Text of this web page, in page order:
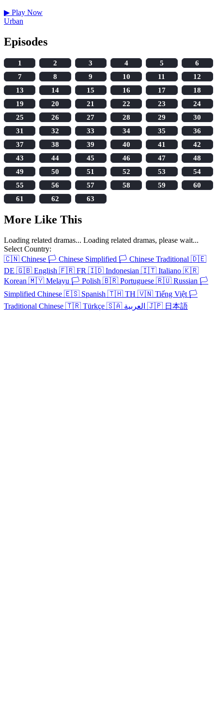
▶ Play Now
Urban
Episodes
1 2 3 4 5
6
7
8 9 10 11
12
13
14 15 16 17
18
19
20 21 22 23
24
25
26 27 28 29
30
31
32 33 34 35
36
37
38 39 40 41
42
43
44 45 46 47
48
49
50 51 52 53
54
55
56 57 58 59
60
61
62 63
More Like This
Loading related dramas... Loading related dramas, please wait...
Select Country:
🇨🇳 Chinese 🏳️ Chinese Simplified 🏳️ Chinese Traditional 🇩🇪
DE 🇬🇧 English 🇫🇷 FR 🇮🇩 Indonesian 🇮🇹 Italiano 🇰🇷
Korean 🇲🇾 Melayu 🏳️ Polish 🇧🇷 Portuguese 🇷🇺 Russian 🏳️
Simplified Chinese 🇪🇸 Spanish 🇹🇭 TH 🇻🇳 Tiếng Việt 🏳️
Traditional Chinese 🇹🇷 Türkçe 🇸🇦 🇯🇵 日本語